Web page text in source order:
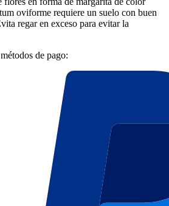
oviforme requiere un suelo con buen
regar en exceso para evitar la
de pago: